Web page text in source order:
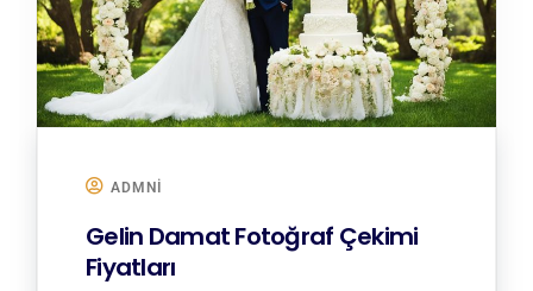
ADMNI
Gelin Damat Fotoğraf Çekimi
Fiyatları